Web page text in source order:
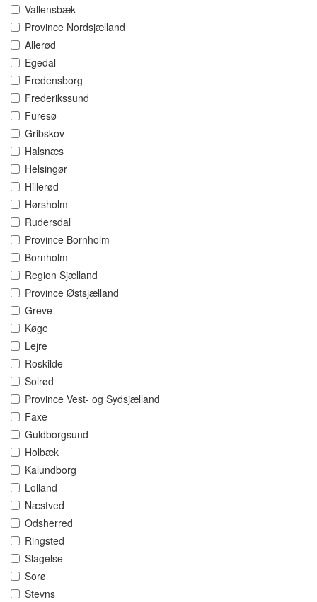
Vallensbæk
Province Nordsjælland
Allerød
Egedal
Fredensborg
Frederikssund
Furesø
Gribskov
Halsnæs
Helsingør
Hillerød
Hørsholm
Rudersdal
Province Bornholm
Bornholm
Region Sjælland
Province Østsjælland
Greve
Køge
Lejre
Roskilde
Solrød
Province Vest- og Sydsjælland
Faxe
Guldborgsund
Holbæk
Kalundborg
Lolland
Næstved
Odsherred
Ringsted
Slagelse
Sorø
Stevns